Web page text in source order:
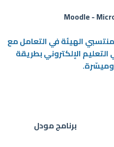
Moodle -
الهيئة في التعامل مع
الإلكتروني بطريقة
برنامج مودل